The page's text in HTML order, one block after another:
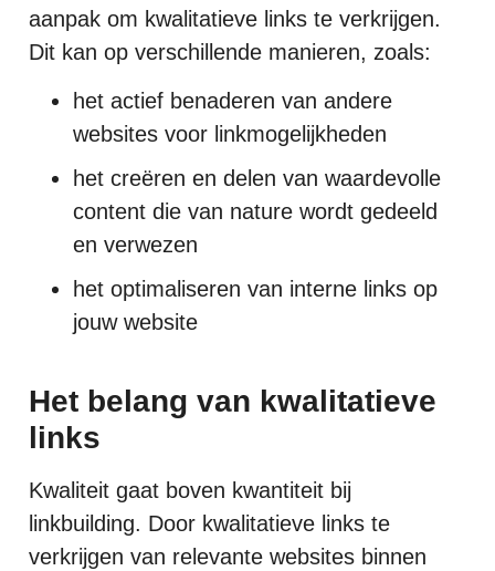
aanpak om kwalitatieve links te verkrijgen.
Dit kan op verschillende manieren, zoals:
het actief benaderen van andere
websites voor linkmogelijkheden
het creëren en delen van waardevolle
content die van nature wordt gedeeld
en verwezen
het optimaliseren van interne links op
jouw website
Het belang van kwalitatieve
links
Kwaliteit gaat boven kwantiteit bij
linkbuilding. Door kwalitatieve links te
verkrijgen van relevante websites binnen